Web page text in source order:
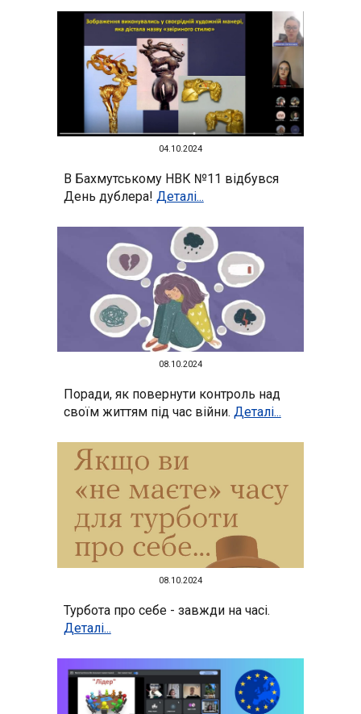
04.10.2024
В Бахмутському НВК №11 відбувся
День дублера! Деталі...
08.10.2024
Поради, як повернути контроль над
своїм життям під час війни. Деталі...
08.10.2024
Турбота про себе - завжди на часі.
Деталі...